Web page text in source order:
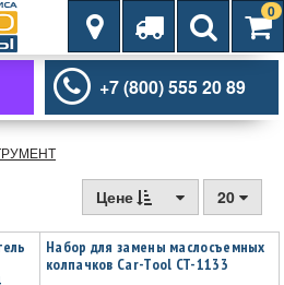
0
+7 (800) 555 20 89
Цене 20
Набор для замены маслосъемных
колпачков Car-Tool CT-1133